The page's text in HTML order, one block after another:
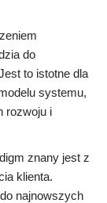
do
to istotne dla
systemu,
rozwoju i
znany jest z
klienta.
najnowszych